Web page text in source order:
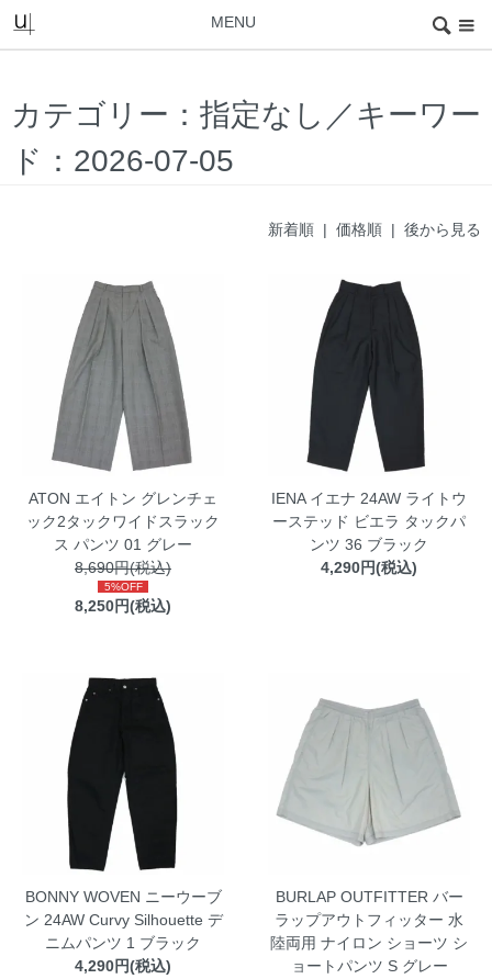
MENU
カテゴリー：指定なし／キーワー
ド：2026-07-05
新着順 | 価格順 | 後から見る
ATON エイトン グレンチェ
ック2タックワイドスラック
ス パンツ 01 グレー
8,690円(税込)
5%OFF
8,250円(税込)
IENA イエナ 24AW ライトウ
ーステッド ビエラ タックパ
ンツ 36 ブラック
4,290円(税込)
BONNY WOVEN ニーウーブ
ン 24AW Curvy Silhouette デ
ニムパンツ 1 ブラック
4,290円(税込)
BURLAP OUTFITTER バー
ラップアウトフィッター 水
陸両用 ナイロン ショーツ シ
ョートパンツ S グレー